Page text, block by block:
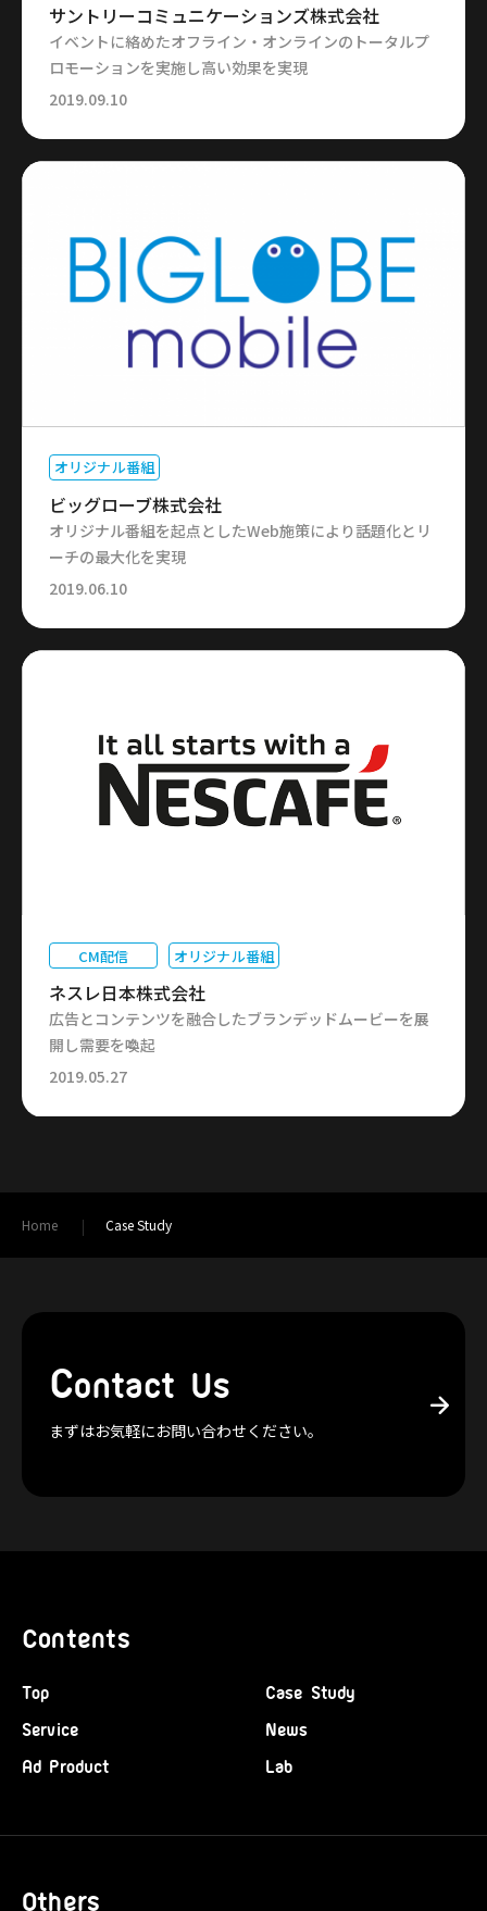
サントリーコミュニケーションズ株式会社
イベントに絡めたオフライン・オンラインのトータルプ
ロモーションを実施し高い効果を実現
2019.09.10
オリジナル番組
ビッグローブ株式会社
オリジナル番組を起点としたWeb施策により話題化とリ
ーチの最大化を実現
2019.06.10
CM配信 オリジナル番組
ネスレ日本株式会社
広告とコンテンツを融合したブランデッドムービーを展
開し需要を喚起
2019.05.27
Home Case Study
Contact Us
まずはお気軽にお問い合わせください。
Contents
Top
Service
Ad Product
Case Study
News
Lab
Others